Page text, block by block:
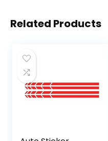
Related Products